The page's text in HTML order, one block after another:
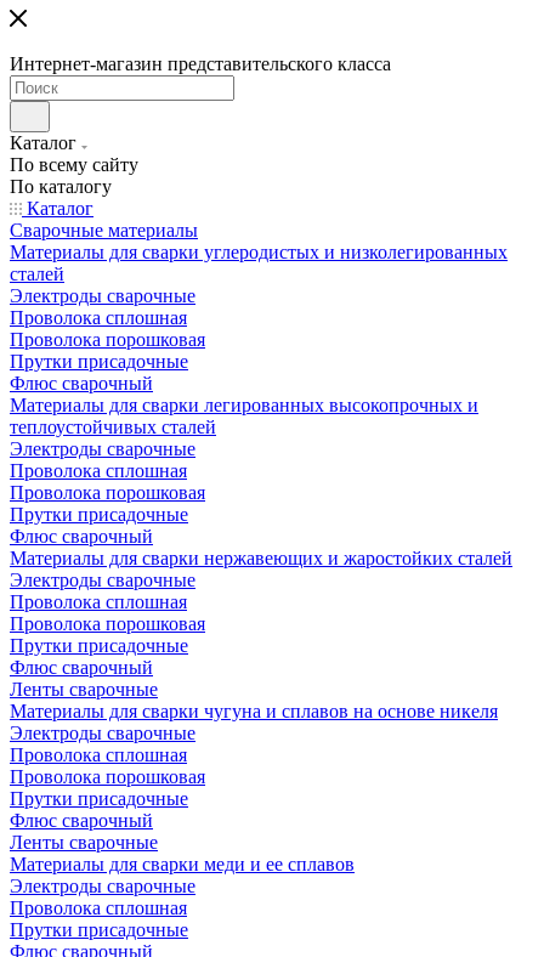
Интернет-магазин представительского класса
Каталог
По всему сайту
По каталогу
Каталог
Сварочные материалы
Материалы для сварки углеродистых и низколегированных
сталей
Электроды сварочные
Проволока сплошная
Проволока порошковая
Прутки присадочные
Флюс сварочный
Материалы для сварки легированных высокопрочных и
теплоустойчивых сталей
Электроды сварочные
Проволока сплошная
Проволока порошковая
Прутки присадочные
Флюс сварочный
Материалы для сварки нержавеющих и жаростойких сталей
Электроды сварочные
Проволока сплошная
Проволока порошковая
Прутки присадочные
Флюс сварочный
Ленты сварочные
Материалы для сварки чугуна и сплавов на основе никеля
Электроды сварочные
Проволока сплошная
Проволока порошковая
Прутки присадочные
Флюс сварочный
Ленты сварочные
Материалы для сварки меди и ее сплавов
Электроды сварочные
Проволока сплошная
Прутки присадочные
Флюс сварочный